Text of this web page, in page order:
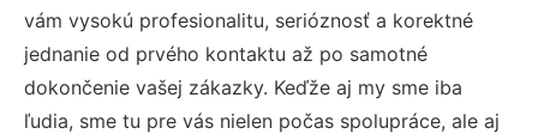
vám vysokú profesionalitu, serióznosť a korektné
jednanie od prvého kontaktu až po samotné
dokončenie vašej zákazky. Keďže aj my sme iba
ľudia, sme tu pre vás nielen počas spolupráce, ale aj